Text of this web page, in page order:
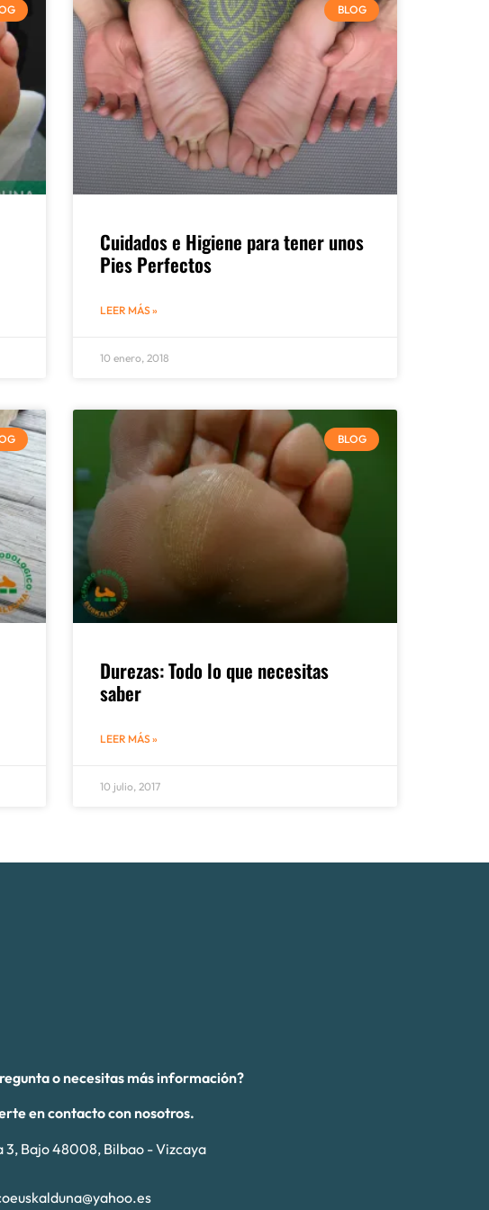
BLOG
Cuidados e Higiene para tener unos
Pies Perfectos
LEER MÁS »
10 enero, 2018
BLOG
Durezas: Todo lo que necesitas
saber
LEER MÁS »
10 julio, 2017
o necesitas más información?
en contacto con nosotros.
3, Bajo 48008, Bilbao - Vizcaya